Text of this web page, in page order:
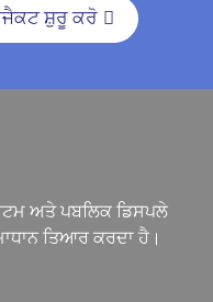
ਸ਼ੁਰੂ ਕਰੋ
ਅਤੇ ਪਬਲਿਕ ਡਿਸਪਲੇ
ਤਿਆਰ ਕਰਦਾ ਹੈ।